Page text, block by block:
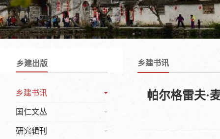
乡建出版
乡建书讯
国仁文丛
研究辑刊
乡建书讯
帕尔格雷夫·